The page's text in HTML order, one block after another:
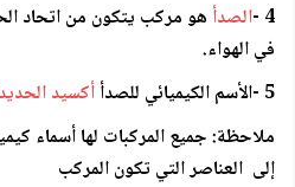
4 - الصدأ هو مركب يتكون من اتحاد
في الهواء.
5 -الأسم الكيميائي للصدأ
أكسيد الحديدFe2O3
ملاحظة: جميع المركبات لها أسماء
إلى العناصر التي تكون المركب